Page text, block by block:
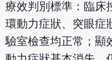
療效判別標準：臨床
環動力症狀、突眼症
驗室檢查均正常；顯